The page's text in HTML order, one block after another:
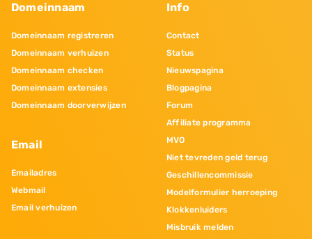
Domeinnaam
Domeinnaam registreren
Domeinnaam verhuizen
Domeinnaam checken
Domeinnaam extensies
Domeinnaam doorverwijzen
Email
Emailadres
Webmail
Email verhuizen
Info
Contact
Status
Nieuwspagina
Blogpagina
Forum
Affiliate programma
MVO
Niet tevreden geld terug
Geschillencommissie
Modelformulier herroeping
Klokkenluiders
Misbruik melden